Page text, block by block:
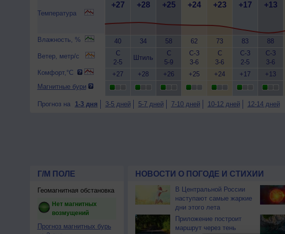
Температура
Влажность, %
Ветер, метр/с
Комфорт,°C
Магнитные бури
+27
40
С
2-5
+27
+28
34
Штиль
+28
+25
58
С
5-9
+26
+24
62
С-З
3-6
+25
+23
73
С
3-6
+24
+17
83
С-З
2-5
+17
+13
88
С-З
3-6
+13
Прогноз на 1-3 дня 3-5 дней 5-7 дней 7-10 дней 10-12 дней 12-14 дней
Г/М ПОЛЕ
Геомагнитная обстановка
Нет магнитных
возмущений
Прогноз магнитных бурь
НОВОСТИ О ПОГОДЕ И СТИХИИ
В Центральной России
наступают самые жаркие
дни этого лета
Приложение построит
маршрут через тень